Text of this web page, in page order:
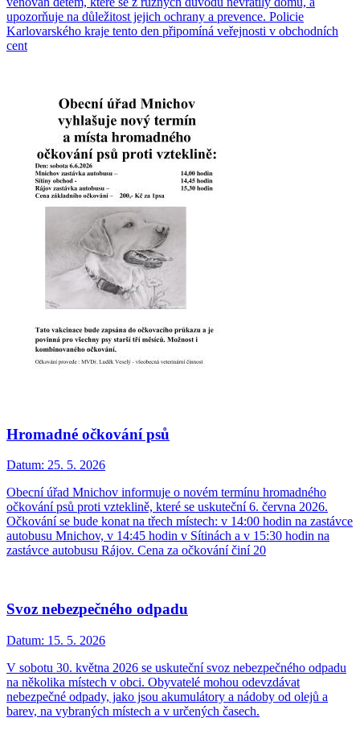
upozorňuje na důležitost jejich ochrany a prevence. Policie
Karlovarského kraje tento den připomíná veřejnosti v obchodních
cent
Hromadné očkování psů
Datum: 25. 5. 2026
Obecní úřad Mnichov informuje o novém termínu hromadného
očkování psů proti vzteklině, které se uskuteční 6. června 2026.
Očkování se bude konat na třech místech: v 14:00 hodin na zastávce
autobusu Mnichov, v 14:45 hodin v Sítinách a v 15:30 hodin na
zastávce autobusu Rájov. Cena za očkování činí 20
Svoz nebezpečného odpadu
Datum: 15. 5. 2026
V sobotu 30. května 2026 se uskuteční svoz nebezpečného odpadu
na několika místech v obci. Obyvatelé mohou odevzdávat
nebezpečné odpady, jako jsou akumulátory a nádoby od olejů a
barev, na vybraných místech a v určených časech.